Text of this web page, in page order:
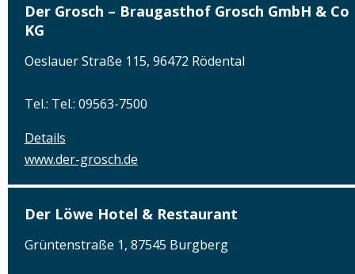
Der Grosch – Braugasthof Grosch GmbH & Co
KG
Oeslauer Straße 115, 96472 Rödental
Tel.: Tel.: 09563-7500
Details
www.der-grosch.de
Der Löwe Hotel & Restaurant
Grüntenstraße 1, 87545 Burgberg